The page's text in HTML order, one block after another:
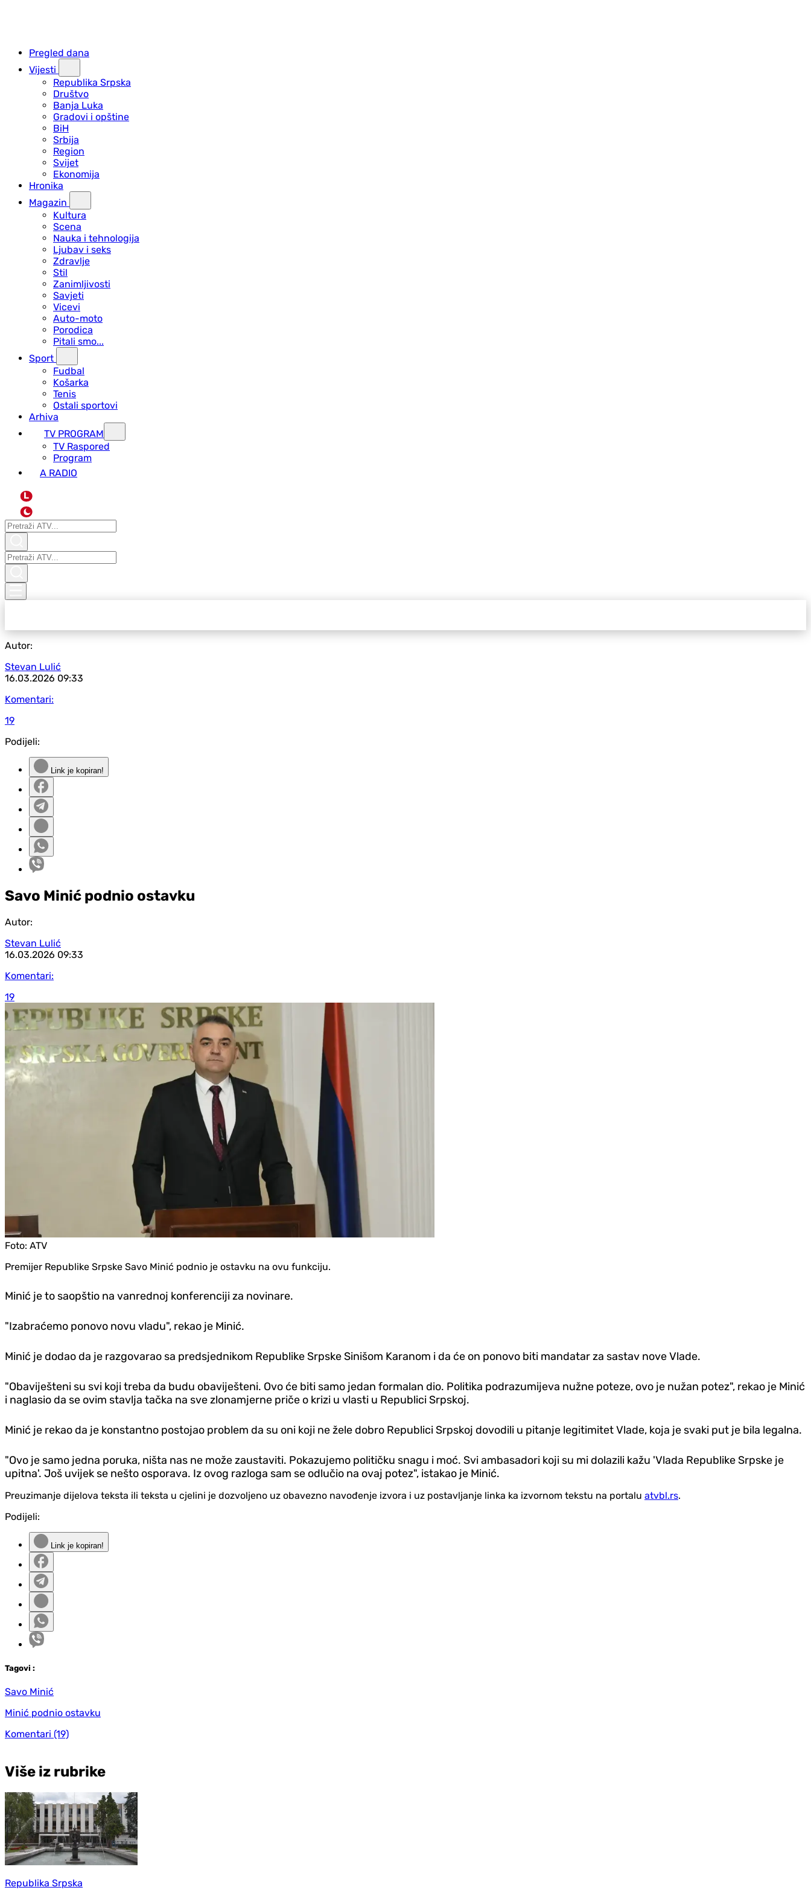
Pregled dana
Vijesti
Republika Srpska
Društvo
Banja Luka
Gradovi i opštine
BiH
Srbija
Region
Svijet
Ekonomija
Hronika
Magazin
Kultura
Scena
Nauka i tehnologija
Ljubav i seks
Zdravlje
Stil
Zanimljivosti
Savjeti
Vicevi
Auto-moto
Porodica
Pitali smo...
Sport
Fudbal
Košarka
Tenis
Ostali sportovi
Arhiva
TV PROGRAM
ТV Raspored
Program
A RADIO
L
Autor:
Stevan Lulić
16.03.2026 09:33
Komentari:
19
Podijeli:
Link je kopiran!
Savo Minić podnio ostavku
Autor:
Stevan Lulić
16.03.2026 09:33
Komentari:
19
Foto: ATV
Premijer Republike Srpske Savo Minić podnio je ostavku na ovu funkciju.
Minić je to saopštio na vanrednoj konferenciji za novinare.
"Izabraćemo ponovo novu vladu", rekao je Minić.
Minić je dodao da je razgovarao sa predsjednikom Republike Srpske Sinišom Karanom i da će on ponovo biti mandatar za sastav nove Vlade.
"Obaviješteni su svi koji treba da budu obaviješteni. Ovo će biti samo jedan formalan dio. Politika podrazumijeva nužne poteze, ovo je nužan potez", rekao je Minić
i naglasio da se ovim stavlja tačka na sve zlonamjerne priče o krizi u vlasti u Republici Srpskoj.
Minić je rekao da je konstantno postojao problem da su oni koji ne žele dobro Republici Srpskoj dovodili u pitanje legitimitet Vlade, koja je svaki put je bila legalna.
"Ovo je samo jedna poruka, ništa nas ne može zaustaviti. Pokazujemo političku snagu i moć. Svi ambasadori koji su mi dolazili kažu 'Vlada Republike Srpske je
upitna'. Još uvijek se nešto osporava. Iz ovog razloga sam se odlučio na ovaj potez", istakao je Minić.
Preuzimanje dijelova teksta ili teksta u cjelini je dozvoljeno uz obavezno navođenje izvora i uz postavljanje linka ka izvornom tekstu na portalu atvbl.rs.
Podijeli:
Link je kopiran!
Tagovi :
Savo Minić
Minić podnio ostavku
Komentari (19)
Više iz rubrike
Republika Srpska